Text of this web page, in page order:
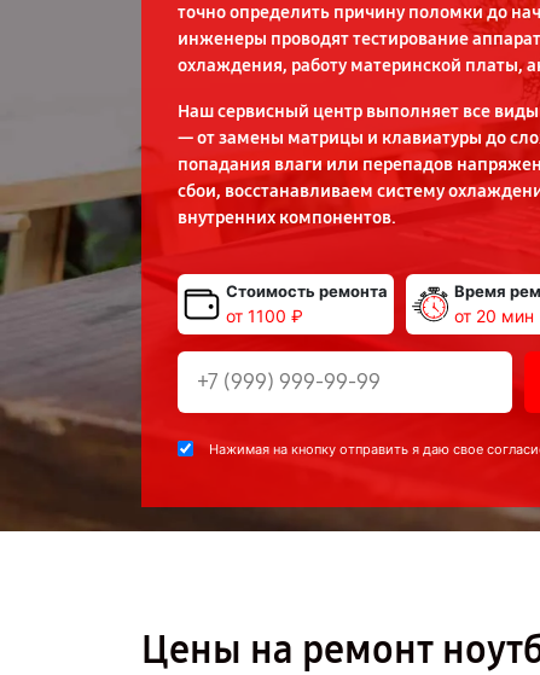
точно определить причину поломки до
инженеры проводят тестирование
охлаждения, работу материнской платы,
Наш сервисный центр выполняет все виды
— от замены матрицы и клавиатуры до
попадания влаги или перепадов
сбои, восстанавливаем систему
внутренних компонентов.
Стоимость ремонта
от 1100 ₽
Время
от 20 мин
Нажимая на кнопку отправить я даю свое
Цены на ремонт